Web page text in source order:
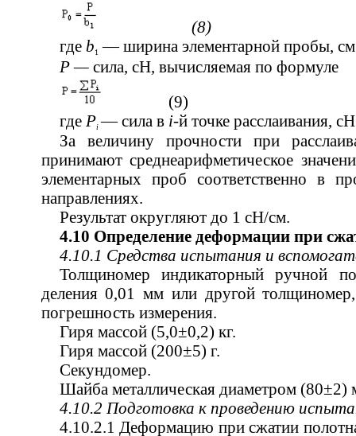
(8)
где b1 — ширина элементарной пробы,
Р —сила, сН, вычисляемая по формуле
(9)
где Рi — сила вi-й точке расслаивания,
За величину прочности при
принимают среднеарифметическое
элементарных проб соответственно в
направлениях.
Результат округляют до 1 сН/см.
4.10 Определение деформации при
4.10.1 Средства испытания и
Толщиномер индикаторный ручной
деления 0,01 мм или другой
погрешность измерения.
Гиря массой (5,0±0,2) кг.
Гиря массой (200±5) г.
Секундомер.
Шайба металлическая диаметром (80±2)
4.10.2 Подготовка к проведению
4.10.2.1 Деформацию при сжатии